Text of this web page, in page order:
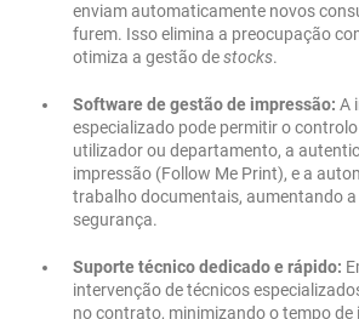
enviam automaticamente novos
furem. Isso elimina a preocupação
otimiza a gestão destocks.
Software de gestão de impressão: A
especializado pode permitir o
utilizador ou departamento, a
impressão (Follow Me Print), e a
trabalho documentais, aumentando a
segurança.
Suporte técnico dedicado e rápido:
intervenção de técnicos
no contrato, minimizando o tempo de